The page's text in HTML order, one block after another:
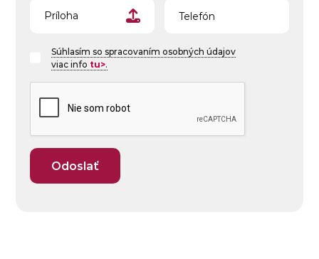
Príloha
Súhlasím so spracovaním osobných údajov
viac info tu>.